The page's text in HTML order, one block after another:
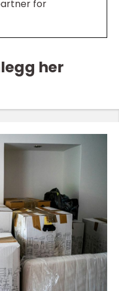
for
her